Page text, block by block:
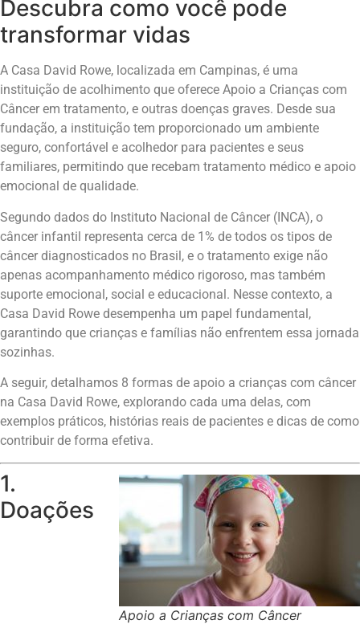
Descubra como você pode
transformar vidas
A Casa David Rowe, localizada em Campinas, é uma
instituição de acolhimento que oferece Apoio a Crianças com
Câncer em tratamento, e outras doenças graves. Desde sua
fundação, a instituição tem proporcionado um ambiente
seguro, confortável e acolhedor para pacientes e seus
familiares, permitindo que recebam tratamento médico e apoio
emocional de qualidade.
Segundo dados do Instituto Nacional de Câncer (INCA), o
câncer infantil representa cerca de 1% de todos os tipos de
câncer diagnosticados no Brasil, e o tratamento exige não
apenas acompanhamento médico rigoroso, mas também
suporte emocional, social e educacional. Nesse contexto, a
Casa David Rowe desempenha um papel fundamental,
garantindo que crianças e famílias não enfrentem essa jornada
sozinhas.
A seguir, detalhamos 8 formas de apoio a crianças com câncer
na Casa David Rowe, explorando cada uma delas, com
exemplos práticos, histórias reais de pacientes e dicas de como
contribuir de forma efetiva.
Apoio a Crianças com Câncer
1.
Doações